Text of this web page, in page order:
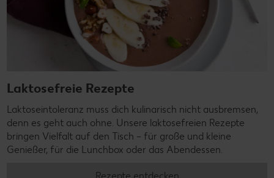
Laktosefreie Rezepte
Laktoseintoleranz muss dich kulinarisch nicht ausbremsen,
denn es geht auch ohne. Unsere laktosefreien Rezepte
bringen Vielfalt auf den Tisch – für große und kleine
Genießer, für die Lunchbox oder das Abendessen.